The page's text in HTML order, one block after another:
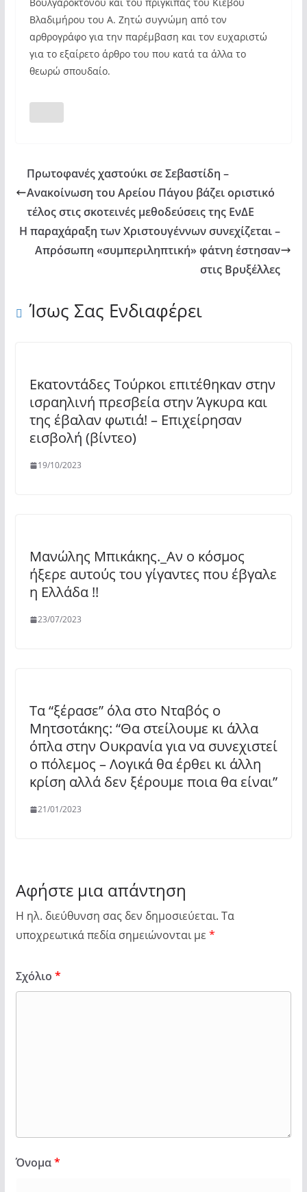
Βλαδιμήρου του Α. Ζητώ συγνώμη από τον
αρθρογράφο για την παρέμβαση και τον ευχαριστώ
για το εξαίρετο άρθρο του που κατά τα άλλα το
θεωρώ σπουδαίο.
Πρωτοφανές χαστούκι σε Σεβαστίδη –
Ανακοίνωση του Αρείου Πάγου βάζει οριστικό
τέλος στις σκοτεινές μεθοδεύσεις της ΕνΔΕ
Η παραχάραξη των Χριστουγέννων συνεχίζεται –
Απρόσωπη «συμπεριληπτική» φάτνη έστησαν
στις Βρυξέλλες
Ίσως Σας Ενδιαφέρει
Εκατοντάδες Τούρκοι επιτέθηκαν στην
ισραηλινή πρεσβεία στην Άγκυρα και
της έβαλαν φωτιά! – Επιχείρησαν
εισβολή (βίντεο)
19/10/2023
Μανώλης Μπικάκης._Αν ο κόσμος
ήξερε αυτούς του γίγαντες που έβγαλε
η Ελλάδα !!
23/07/2023
Τα “ξέρασε” όλα στο Νταβός ο
Μητσοτάκης: “Θα στείλουμε κι άλλα
όπλα στην Ουκρανία για να συνεχιστεί
ο πόλεμος – Λογικά θα έρθει κι άλλη
κρίση αλλά δεν ξέρουμε ποια θα είναι”
21/01/2023
Αφήστε μια απάντηση
Η ηλ. διεύθυνση σας δεν δημοσιεύεται. Τα
υποχρεωτικά πεδία σημειώνονται με *
Σχόλιο *
Όνομα*